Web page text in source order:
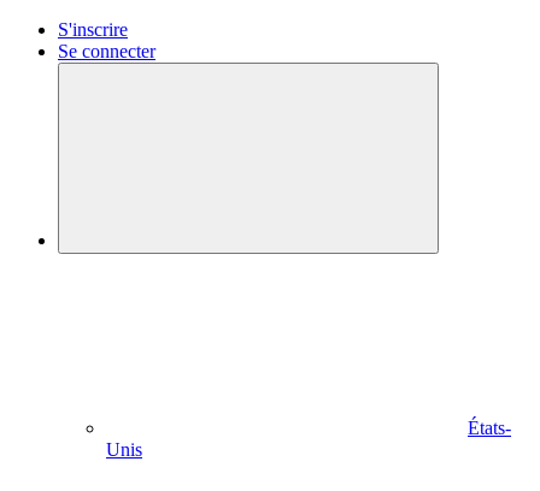
S'inscrire
Se connecter
États-
Unis